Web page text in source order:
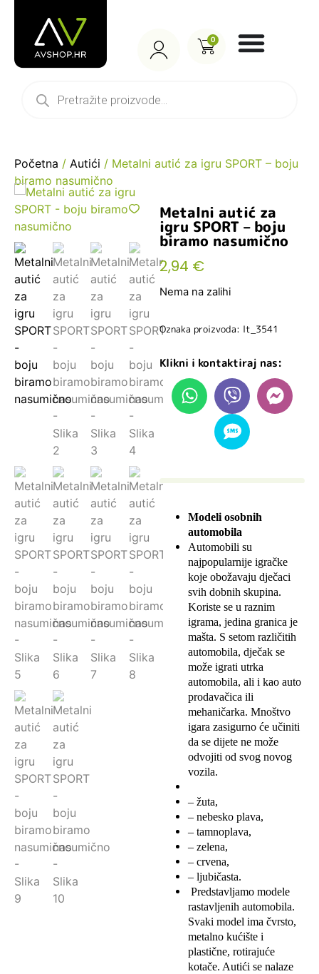
0
Početna / Autići / Metalni autić za igru SPORT – boju
biramo nasumično
Metalni autić za
igru SPORT – boju
biramo nasumično
2,94 €
Nema na zalihi
Oznaka proizvoda: lt_3541
Klikni i kontaktiraj nas:
Modeli osobnih
automobila
Automobili su
najpopularnije igračke
koje obožavaju dječaci
svih dobnih skupina.
Koriste se u raznim
igrama, jedina granica je
mašta. S setom različitih
automobila, dječak se
može igrati utrka
automobila, ali i kao auto
prodavačica ili
mehaničarka. Mnoštvo
igara zasigurno će učiniti
da se dijete ne može
odvojiti od svog novog
vozila.
– žuta,
– nebesko plava,
– tamnoplava,
– zelena,
– crvena,
– ljubičasta.
Predstavljamo modele
rastavljenih automobila.
Svaki model ima čvrsto,
metalno kućište i
plastične, rotirajuće
kotače. Autići se nalaze